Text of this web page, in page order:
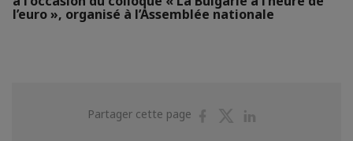
l’euro », organisé à l’Assemblée nationale
Partager cette page
PartagerPartager